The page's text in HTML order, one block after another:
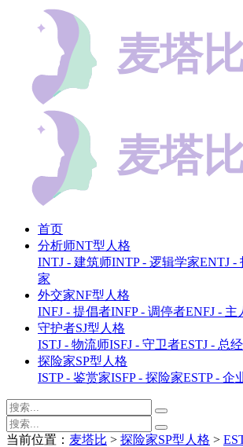
首页
分析师NT型人格
INTJ - 建筑师INTP - 逻辑学家ENTJ -
家
外交家NF型人格
INFJ - 提倡者INFP - 调停者ENFJ - 主
守护者SJ型人格
ISTJ - 物流师ISFJ - 守卫者ESTJ - 总
探险家SP型人格
ISTP - 鉴赏家ISFP - 探险家ESTP - 企
当前位置： 麦塔比 > 探险家SP型人格 >